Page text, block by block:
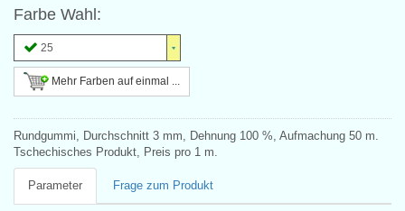
Farbe Wahl:
25
Mehr Farben auf einmal ...
Rundgummi, Durchschnitt 3 mm, Dehnung 100 %, Aufmachung 50 m.
Tschechisches Produkt, Preis pro 1 m.
Parameter Frage zum Produkt